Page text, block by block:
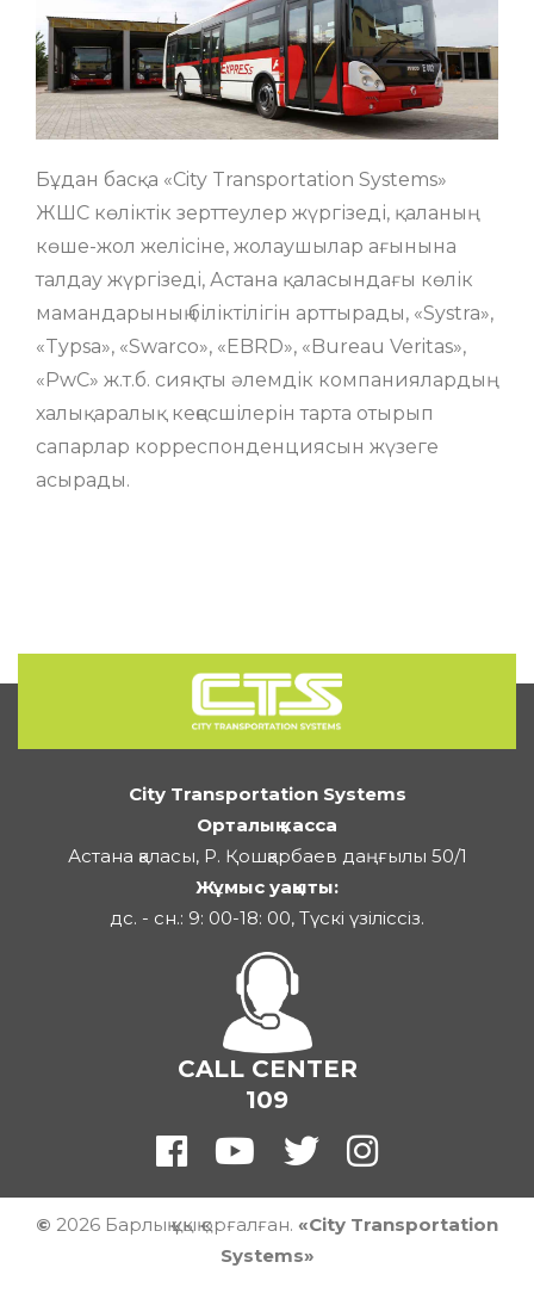
Бұдан басқа «City Transportation Systems»
ЖШС көліктік зерттеулер жүргізеді, қаланың
көше-жол желісіне, жолаушылар ағынына
талдау жүргізеді, Астана қаласындағы көлік
мамандарының біліктілігін арттырады, «Systra»,
«Typsa», «Swarco», «EBRD», «Bureau Veritas»,
«PwC» ж.т.б. сияқты әлемдік компаниялардың
халықаралық кеңесшілерін тарта отырып
сапарлар корреспонденциясын жүзеге
асырады.
City Transportation Systems
Орталық касса
Астана қаласы, Р. Қошқарбаев даңғылы 50/1
Жұмыс уақыты:
дс. - сн.: 9: 00-18: 00, Түскі үзіліссіз.
CALL CENTER
109
© 2026 Барлық құқық қорғалған. «City Transportation
Systems»